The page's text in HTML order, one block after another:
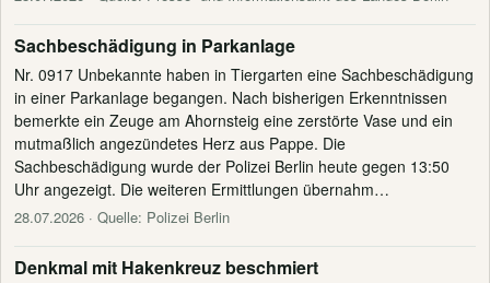
Sachbeschädigung in Parkanlage
Nr. 0917 Unbekannte haben in Tiergarten eine Sachbeschädigung
in einer Parkanlage begangen. Nach bisherigen Erkenntnissen
bemerkte ein Zeuge am Ahornsteig eine zerstörte Vase und ein
mutmaßlich angezündetes Herz aus Pappe. Die
Sachbeschädigung wurde der Polizei Berlin heute gegen 13:50
Uhr angezeigt. Die weiteren Ermittlungen übernahm…
28.07.2026 · Quelle: Polizei Berlin
Denkmal mit Hakenkreuz beschmiert